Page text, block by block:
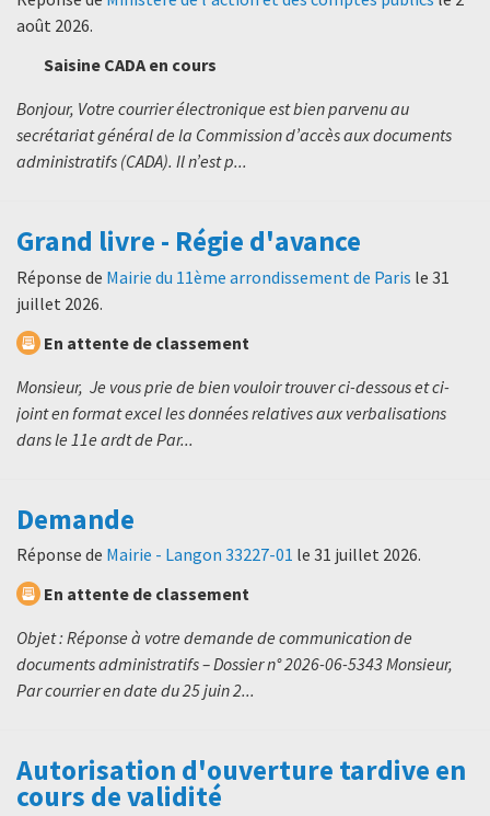
août 2026.
Saisine CADA en cours
Bonjour, Votre courrier électronique est bien parvenu au
secrétariat général de la Commission d’accès aux documents
administratifs (CADA). Il n’est p...
Grand livre - Régie d'avance
Réponse de Mairie du 11ème arrondissement de Paris le 31
juillet 2026.
En attente de classement
Monsieur, Je vous prie de bien vouloir trouver ci-dessous et ci-
joint en format excel les données relatives aux verbalisations
dans le 11e ardt de Par...
Demande
Réponse de Mairie - Langon 33227-01 le 31 juillet 2026.
En attente de classement
Objet : Réponse à votre demande de communication de
documents administratifs – Dossier n° 2026-06-5343 Monsieur,
Par courrier en date du 25 juin 2...
Autorisation d'ouverture tardive en
cours de validité